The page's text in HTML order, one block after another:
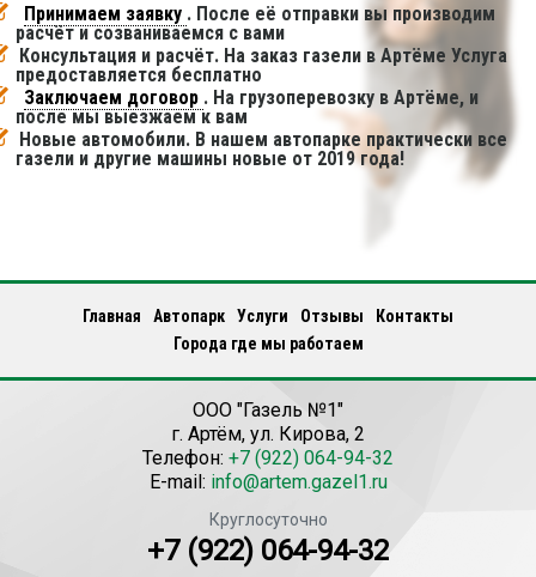
Принимаем заявку . После её отправки вы производим
расчёт и созваниваемся с вами
Консультация и расчёт. На заказ газели в Артёме Услуга
предоставляется бесплатно
Заключаем договор . На грузоперевозку в Артёме, и
после мы выезжаем к вам
Новые автомобили. В нашем автопарке практически все
газели и другие машины новые от 2019 года!
Главная Автопарк Услуги Отзывы
Контакты
Города где мы работаем
ООО "Газель №1"
г. Артём, ул. Кирова, 2
Телефон: +7 (922) 064-94-32
E-mail: info@artem.gazel1.ru
Круглосуточно
+7 (922) 064-94-32